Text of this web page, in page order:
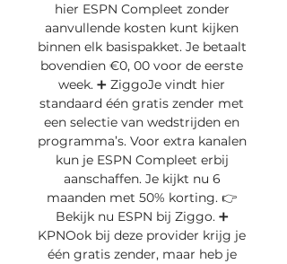
hier ESPN Compleet zonder
aanvullende kosten kunt kijken
binnen elk basispakket. Je betaalt
bovendien €0, 00 voor de eerste
week. ➕ ZiggoJe vindt hier
standaard één gratis zender met
een selectie van wedstrijden en
programma’s. Voor extra kanalen
kun je ESPN Compleet erbij
aanschaffen. Je kijkt nu 6
maanden met 50% korting. 👉
Bekijk nu ESPN bij Ziggo. ➕
KPNOok bij deze provider krijg je
één gratis zender, maar heb je